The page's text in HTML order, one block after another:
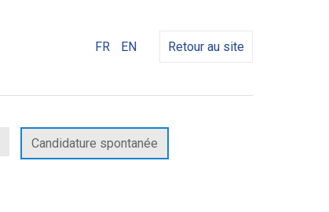
FR EN Retour au site
Candidature spontanée